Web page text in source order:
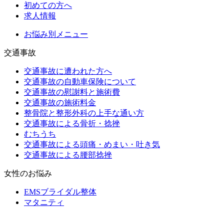
初めての方へ
求人情報
お悩み別メニュー
交通事故
交通事故に遭われた方へ
交通事故の自動車保険について
交通事故の慰謝料と施術費
交通事故の施術料金
整骨院と整形外科の上手な通い方
交通事故による骨折・捻挫
むちうち
交通事故による頭痛・めまい・吐き気
交通事故による腰部捻挫
女性のお悩み
EMSブライダル整体
マタニティ